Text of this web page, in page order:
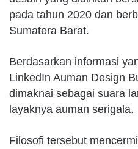
pada tahun 2020 dan
Sumatera Barat.
Berdasarkan informasi
LinkedIn Auman Design
dimaknai sebagai suara
layaknya auman serigala.
Filosofi tersebut